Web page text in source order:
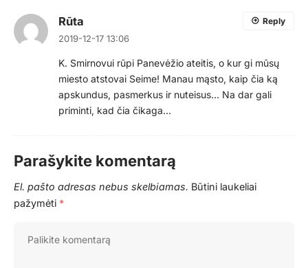
Rūta
2019-12-17 13:06
K. Smirnovui rūpi Panevėžio ateitis, o kur gi mūsų
miesto atstovai Seime! Manau mąsto, kaip čia ką
apskundus, pasmerkus ir nuteisus… Na dar gali
priminti, kad čia čikaga…
Reply
Parašykite komentarą
El. pašto adresas nebus skelbiamas. Būtini laukeliai
pažymėti *